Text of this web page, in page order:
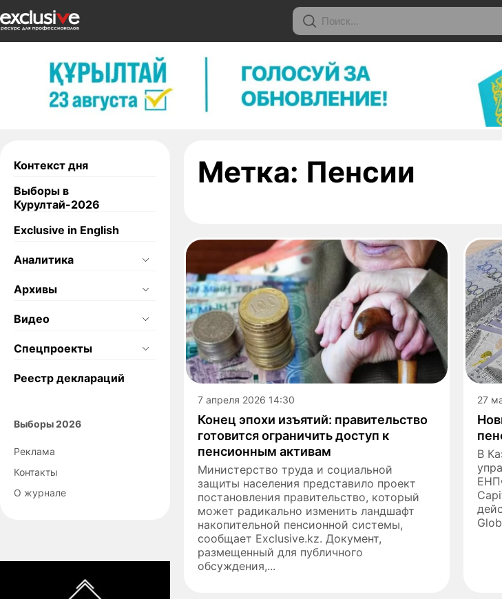
Контекст дня
Выборы в
Курултай-2026
Exclusive in English
Аналитика
Архивы
Видео
Спецпроекты
Реестр деклараций
Выборы 2026
Реклама
Контакты
О журнале
Метка: Пенсии
7 апреля 2026 14:30
Конец эпохи изъятий: правительство
готовится ограничить доступ к
пенсионным активам
​Министерство труда и социальной
защиты населения представило проект
постановления правительство, который
может радикально изменить ландшафт
накопительной пенсионной системы,
сообщает Exclusive.kz. Документ,
размещенный для публичного
обсуждения,...
27
В